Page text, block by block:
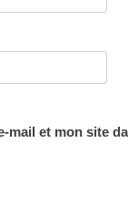
mail et mon site